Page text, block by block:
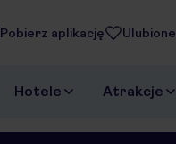
Pobierz aplikację Ulubione
Hotele Atrakcje